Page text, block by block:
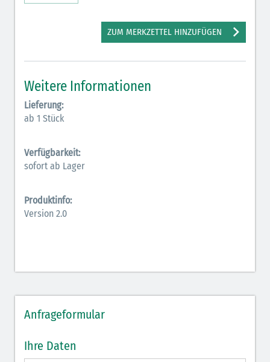
ZUM MERKZETTEL HINZUFÜGEN
Weitere Informationen
Lieferung:
ab 1 Stück
Verfügbarkeit:
sofort ab Lager
Produktinfo:
Version 2.0
Anfrageformular
Ihre Daten